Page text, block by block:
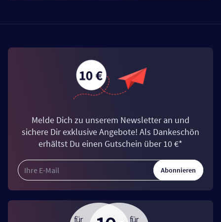
Melde Dich zu unserem Newsletter an und
sichere Dir exklusive Angebote! Als Dankeschön
erhältst Du einen Gutschein über 10 €*
Abonnieren